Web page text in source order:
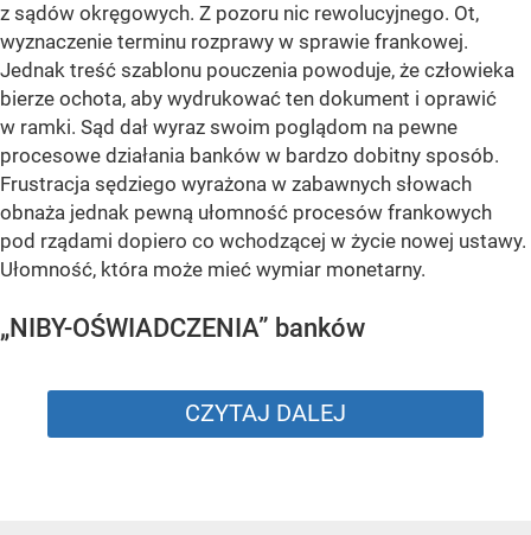
z sądów okręgowych. Z pozoru nic rewolucyjnego. Ot,
wyznaczenie terminu rozprawy w sprawie frankowej.
Jednak treść szablonu pouczenia powoduje, że człowieka
bierze ochota, aby wydrukować ten dokument i oprawić
w ramki. Sąd dał wyraz swoim poglądom na pewne
procesowe działania banków w bardzo dobitny sposób.
Frustracja sędziego wyrażona w zabawnych słowach
obnaża jednak pewną ułomność procesów frankowych
pod rządami dopiero co wchodzącej w życie nowej ustawy.
Ułomność, która może mieć wymiar monetarny.
„NIBY-OŚWIADCZENIA” banków
CZYTAJ DALEJ